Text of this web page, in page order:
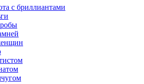
с бриллиантами